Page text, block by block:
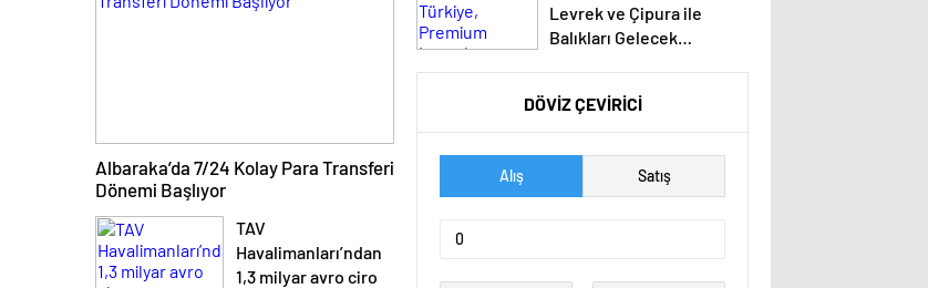
Albaraka’da 7/24 Kolay Para Transferi
Dönemi Başlıyor
TAV
Havalimanları’ndan
1,3 milyar avro ciro
Levrek ve Çipura ile
Balıkları Gelecek
DÖVİZ ÇEVİRİCİ
Alış Satış